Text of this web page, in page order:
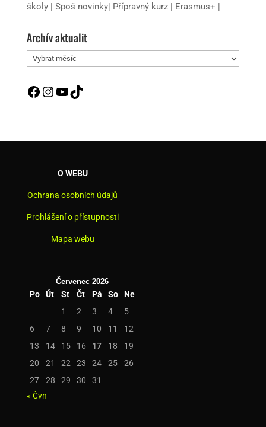
školy | Spoš novinky| Přípravný kurz| Erasmus+ |
Archív aktualit
Archív
aktualit
Facebook
Instagram
YouTube
TikTok
O WEBU
Ochrana osobních údajů
Prohlášení o přístupnosti
Mapa webu
Červenec 2026
Po Út St Čt Pá So
Ne
1
2 3 4
5
6
7 8 9 10 11
12
13
14 15 16 17 18
19
20
21 22 23 24 25
26
27
28 29 30
31
« Čvn